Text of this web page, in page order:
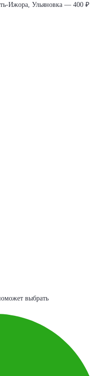
Ижора, Ульяновка — 400 ₽
выбрать